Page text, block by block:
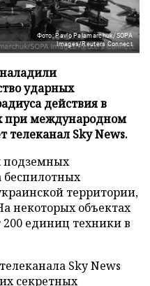
Фото: Pavlo Palamarchuk/SOPA
Images/Reuters Connect
ударных
действия в
при международном
телеканал Sky News.
подземных
территории,
некоторых объектах
единиц техники в
Sky News
секретных